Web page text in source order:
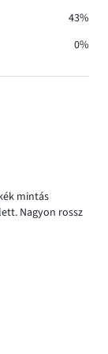
mintás
Nagyon rossz
43%
0%